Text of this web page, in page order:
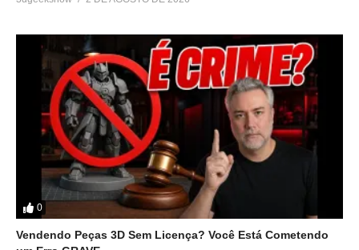
0
Vendendo Peças 3D Sem Licença? Você Está Cometendo